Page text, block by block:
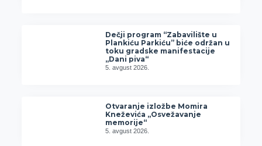
Dečji program “Zabavilište u
Plankiću Parkiću” biće održan u
toku gradske manifestacije
„Dani piva“
5. avgust 2026.
Otvaranje izložbe Momira
Kneževića „Osvežavanje
memorije“
5. avgust 2026.